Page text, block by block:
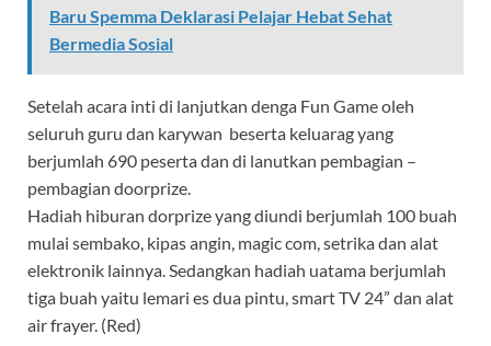
Baru Spemma Deklarasi Pelajar Hebat Sehat
Bermedia Sosial
Setelah acara inti di lanjutkan denga Fun Game oleh
seluruh guru dan karywan beserta keluarag yang
berjumlah 690 peserta dan di lanutkan pembagian –
pembagian doorprize.
Hadiah hiburan dorprize yang diundi berjumlah 100 buah
mulai sembako, kipas angin, magic com, setrika dan alat
elektronik lainnya. Sedangkan hadiah uatama berjumlah
tiga buah yaitu lemari es dua pintu, smart TV 24” dan alat
air frayer. (Red)